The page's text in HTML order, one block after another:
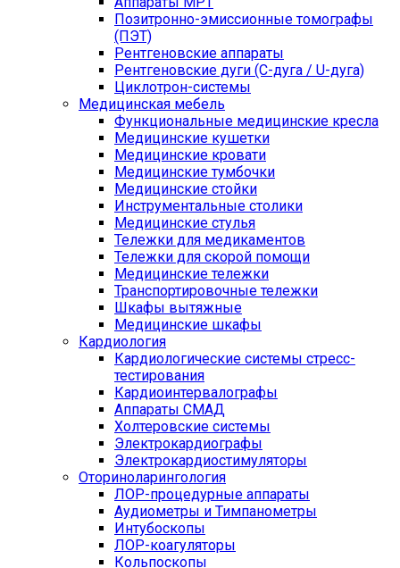
Позитронно-эмиссионные томографы
(ПЭТ)
Рентгеновские аппараты
Рентгеновские дуги (С-дуга / U-дуга)
Циклотрон-системы
Медицинская мебель
Функциональные медицинские кресла
Медицинские кушетки
Медицинские кровати
Медицинские тумбочки
Медицинские стойки
Инструментальные столики
Медицинские стулья
Тележки для медикаментов
Тележки для скорой помощи
Медицинские тележки
Транспортировочные тележки
Шкафы вытяжные
Медицинские шкафы
Кардиология
Кардиологические системы стресс-
тестирования
Кардиоинтервалографы
Аппараты СМАД
Холтеровские системы
Электрокардиографы
Электрокардиостимуляторы
Оториноларингология
ЛОР-процедурные аппараты
Аудиометры и Тимпанометры
Интубоскопы
ЛОР-коагуляторы
Кольпоскопы